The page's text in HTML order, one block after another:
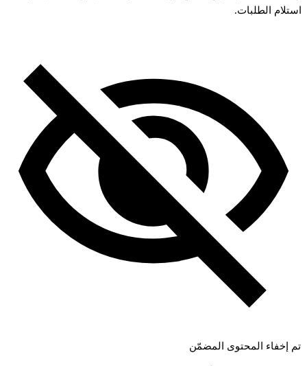
استلام الطلبات.
تم إخفاء المحتوى المضمّن